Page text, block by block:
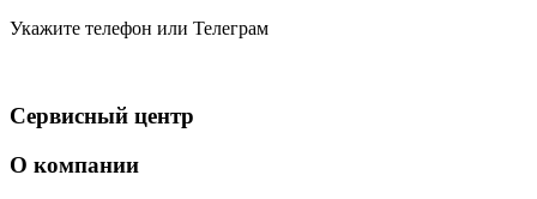
Укажите телефон или Телеграм
Сервисный центр
О компании